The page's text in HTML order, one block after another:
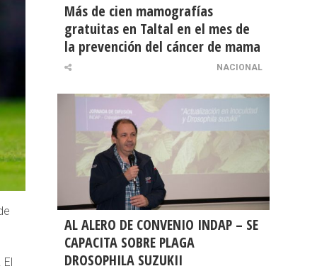
El
Más de cien mamografías
gratuitas en Taltal en el mes de
la prevención del cáncer de mama
NACIONAL
AL ALERO DE CONVENIO INDAP – SE
CAPACITA SOBRE PLAGA
DROSOPHILA SUZUKII